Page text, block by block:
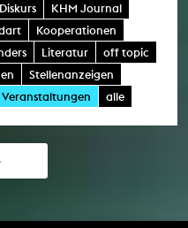
KHM Journal
Kooperationen
Literatur
off topic
Stellenanzeigen
Veranstaltungen alle